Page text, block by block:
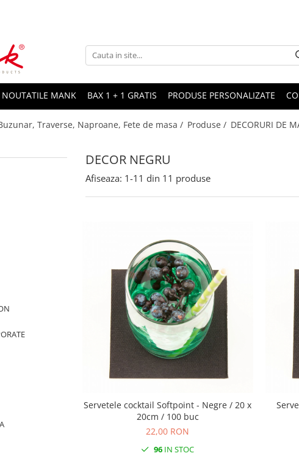
NOUTATILE MANK BAX 1 + 1 GRATIS PRODUSE PERSONALIZATE
Traverse, Naproane, Fete de masa / Produse / DECORURI DE
DECOR NEGRU
Afiseaza: 1-11 din 11 produse
Servetele cocktail Softpoint - Negre / 20 x
20cm / 100 buc
22,00 RON
96 IN STOC